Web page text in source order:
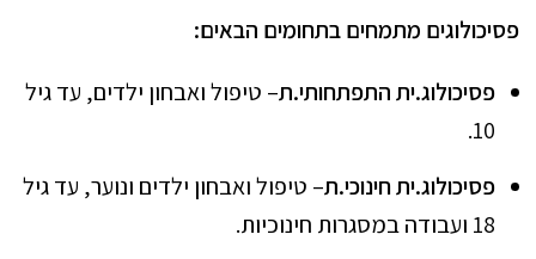
פסיכולוגים מתמחים בתחומים הבאים:
פסיכולוג.ית התפתחותי.ת– טיפול ואבחון ילדים, עד גיל
10.
פסיכולוג.ית חינוכי.ת– טיפול ואבחון ילדים ונוער, עד גיל
18 ועבודה במסגרות חינוכיות.